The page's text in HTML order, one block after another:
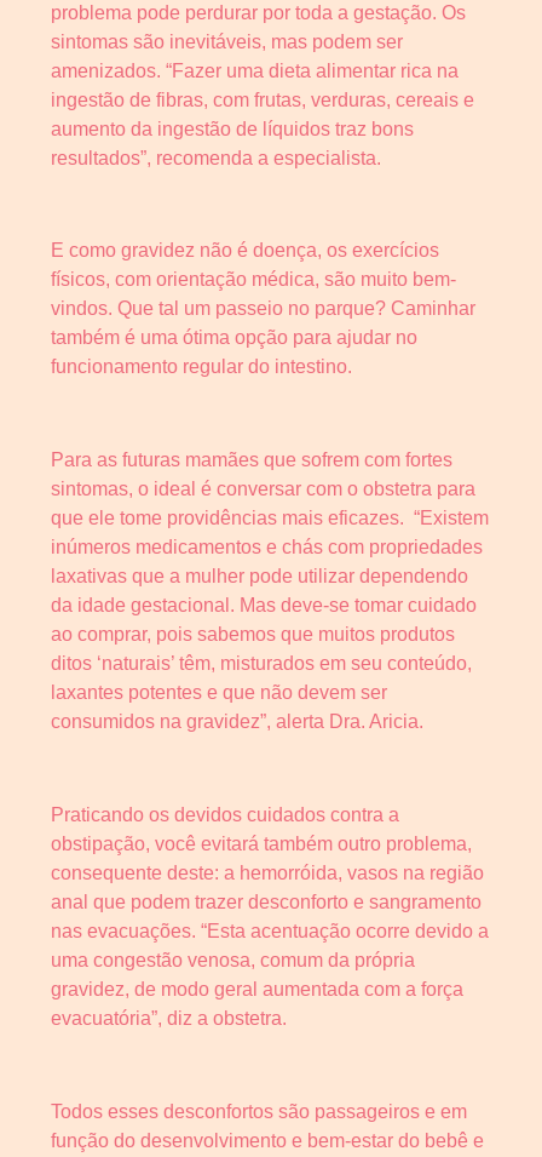
problema pode perdurar por toda a gestação. Os
sintomas são inevitáveis, mas podem ser
amenizados. “Fazer uma dieta alimentar rica na
ingestão de fibras, com frutas, verduras, cereais e
aumento da ingestão de líquidos traz bons
resultados”, recomenda a especialista.
E como gravidez não é doença, os exercícios
físicos, com orientação médica, são muito bem-
vindos. Que tal um passeio no parque? Caminhar
também é uma ótima opção para ajudar no
funcionamento regular do intestino.
Para as futuras mamães que sofrem com fortes
sintomas, o ideal é conversar com o obstetra para
que ele tome providências mais eficazes. “Existem
inúmeros medicamentos e chás com propriedades
laxativas que a mulher pode utilizar dependendo
da idade gestacional. Mas deve-se tomar cuidado
ao comprar, pois sabemos que muitos produtos
ditos ‘naturais’ têm, misturados em seu conteúdo,
laxantes potentes e que não devem ser
consumidos na gravidez”, alerta Dra. Aricia.
Praticando os devidos cuidados contra a
obstipação, você evitará também outro problema,
consequente deste: a hemorróida, vasos na região
anal que podem trazer desconforto e sangramento
nas evacuações. “Esta acentuação ocorre devido a
uma congestão venosa, comum da própria
gravidez, de modo geral aumentada com a força
evacuatória”, diz a obstetra.
Todos esses desconfortos são passageiros e em
função do desenvolvimento e bem-estar do bebê e